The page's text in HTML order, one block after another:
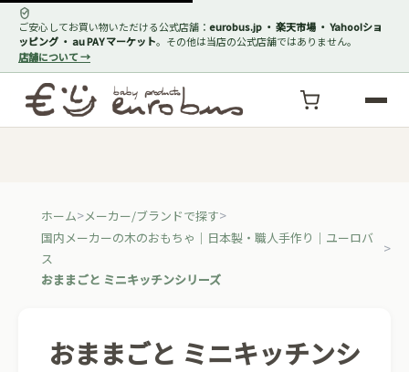
ご安心してお買い物いただける公式店舗： eurobus.jp ・ 楽天市場 ・ Yahoo!ショ
ッピング ・ au PAY マーケット。その他は当店の公式店舗ではありません。
店舗について →
ホーム メーカー/ブランドで探す
国内メーカーの木のおもちゃ｜日本製・職人手作り｜ユーロバ
ス
おままごと ミニキッチンシリーズ
おままごと ミニキッチンシ